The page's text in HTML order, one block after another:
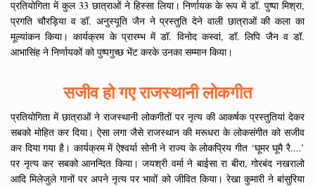
प्रतियोगिता में कुल 33 छात्राओं ने हिस्सा लिया। निर्णायक के रूप में डॉ. पुष्पा मिश्रा,
प्रगति चौरड़िया व डॉ. अनुस्यूति जैन ने प्रस्तुति देने वाली छात्राओं की कला का
मूल्यांकन किया। कार्यक्रम के प्रारम्भ में डॉ. विनोद कस्वां, डॉ. लिपि जैन व डॉ.
आभासिंह ने निर्णायकों को पुष्पगुच्छ भेंट करके उनका सम्मान किया।
सजीव हो गए राजस्थानी लोकगीत
प्रतियोगिता में छात्राओं ने राजस्थानी लोकगीतों पर नृत्य की आकर्षक प्रस्तुतियां देकर
सबको मोहित कर दिया। ऐसा लगा जैसे राजस्थान की मरूधरा के लोकसंगीत को सजीव
कर दिया गया है। कार्यक्रम में ऐश्वर्या सोनी ने राज्य के लोकप्रिय गीत ‘घूमर घूमै रै....’
पर नृत्य कर सबको आनन्दित किया। जयश्री वर्मा ने बाईसा रा बीरा, गोरबंद नखरालो
आदि मिलेजुले गानों पर अपने नृत्य पर भावों को जीवित किया। रेखा कुमारी ने बांसुरिया